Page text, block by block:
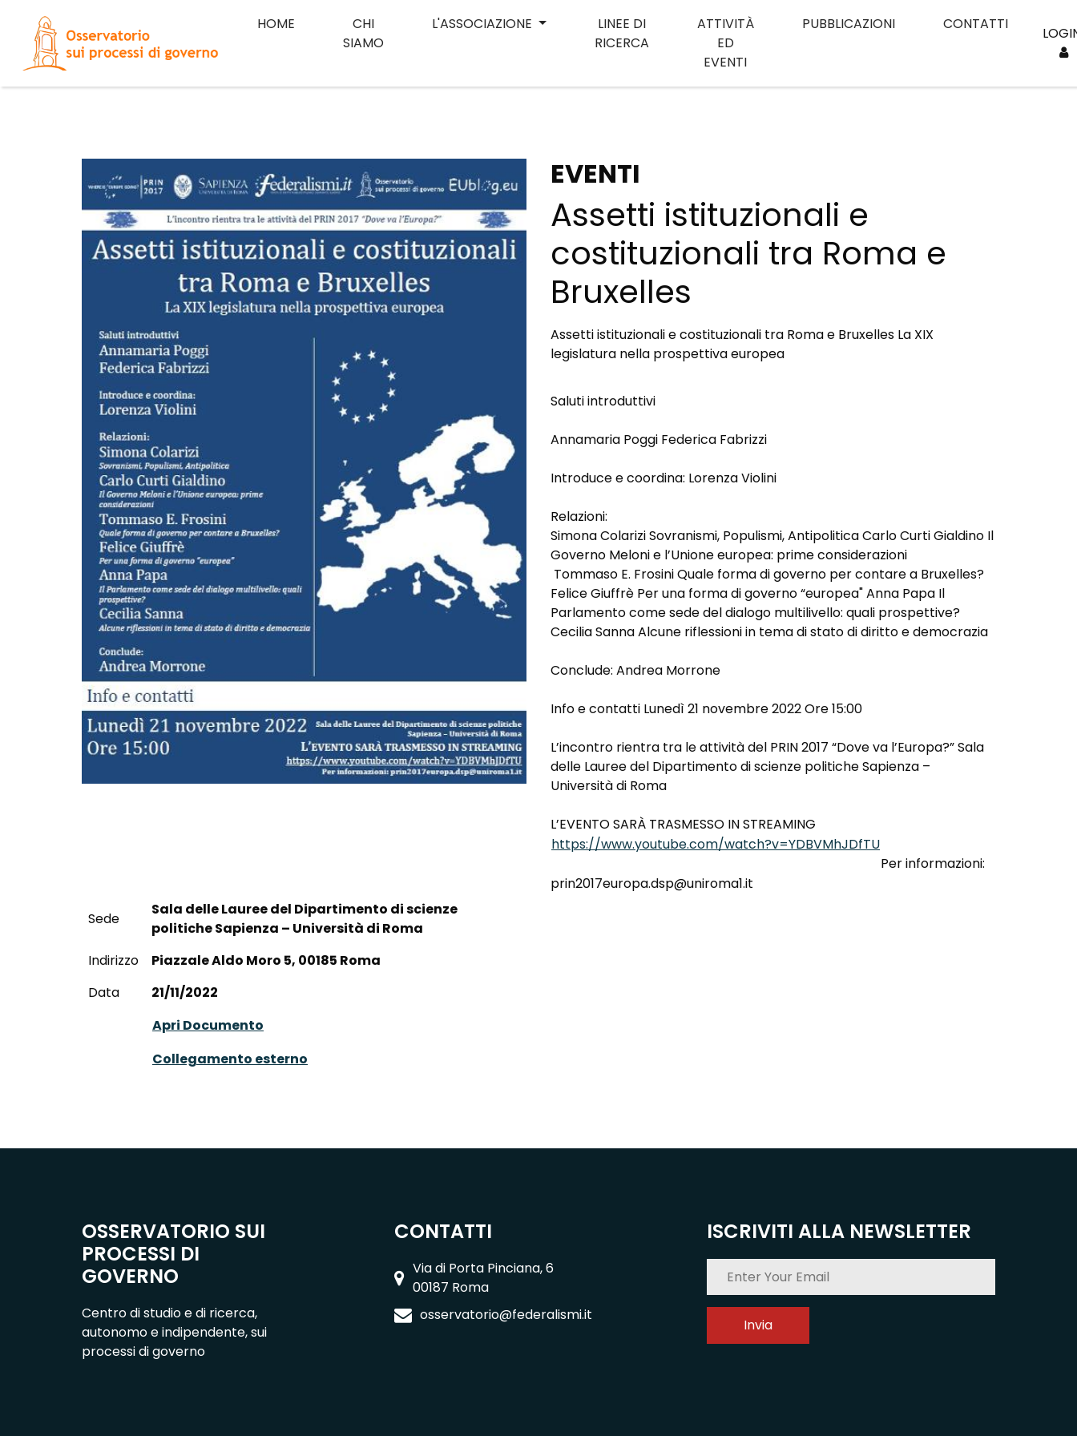
HOME
CHI
SIAMO
L'ASSOCIAZIONE
LINEE DI
RICERCA
ATTIVITÀ
ED
EVENTI
PUBBLICAZIONI CONTATTI
EVENTI
Assetti istituzionali e
costituzionali tra Roma e
Bruxelles
Assetti istituzionali e costituzionali tra Roma e Bruxelles La XIX
legislatura nella prospettiva europea
Saluti introduttivi
Annamaria Poggi Federica Fabrizzi
Introduce e coordina: Lorenza Violini
Relazioni:
Simona Colarizi Sovranismi, Populismi, Antipolitica Carlo Curti Gialdino Il
Governo Meloni e l’Unione europea: prime considerazioni
Tommaso E. Frosini Quale forma di governo per contare a Bruxelles?
Felice Giuffrè Per una forma di governo “europea" Anna Papa Il
Parlamento come sede del dialogo multilivello: quali prospettive?
Cecilia Sanna Alcune riflessioni in tema di stato di diritto e democrazia
Conclude: Andrea Morrone
Info e contatti Lunedì 21 novembre 2022 Ore 15:00
L’incontro rientra tra le attività del PRIN 2017 “Dove va l’Europa?” Sala
delle Lauree del Dipartimento di scienze politiche Sapienza –
Università di Roma
L’EVENTO SARÀ TRASMESSO IN STREAMING
https://www.youtube.com/watch?v=YDBVMhJDfTU
Per informazioni:
prin2017europa.dsp@uniroma1.it
Sede
Sala delle Lauree del Dipartimento di scienze
politiche Sapienza – Università di Roma
Indirizzo
Piazzale Aldo Moro 5, 00185 Roma
Data
21/11/2022
Apri Documento
Collegamento esterno
OSSERVATORIO SUI
PROCESSI DI
GOVERNO
Centro di studio e di ricerca,
autonomo e indipendente, sui
processi di governo
CONTATTI
Via di Porta Pinciana, 6
00187 Roma
osservatorio@federalismi.it
ISCRIVITI ALLA NEWSLETTER
Invia